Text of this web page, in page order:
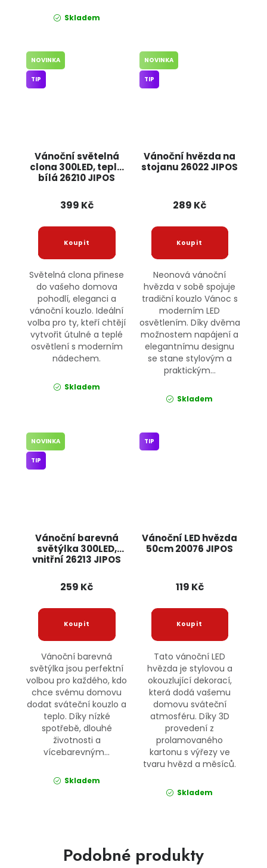
Skladem
Vánoční světelná
clona 300LED, teplá
bílá 26210 JIPOS
NOVINKA
TIP
399 Kč
Světelná clona přinese
do vašeho domova
pohodlí, eleganci a
vánoční kouzlo. Ideální
volba pro ty, kteří chtějí
vytvořit útulné a teplé
osvětlení s moderním
nádechem.
Skladem
Vánoční hvězda na
stojanu 26022 JIPOS
NOVINKA
TIP
289 Kč
Neonová vánoční
hvězda v sobě spojuje
tradiční kouzlo Vánoc s
moderním LED
osvětlením. Díky dvěma
možnostem napájení a
elegantnímu designu
se stane stylovým a
praktickým...
Skladem
Vánoční barevná
světýlka 300LED,
vnitřní 26213 JIPOS
NOVINKA
TIP
259 Kč
Vánoční barevná
světýlka jsou perfektní
volbou pro každého, kdo
chce svému domovu
dodat sváteční kouzlo a
teplo. Díky nízké
spotřebě, dlouhé
životnosti a
vícebarevným...
Skladem
Vánoční LED hvězda
50cm 20076 JIPOS
TIP
119 Kč
Tato vánoční LED
hvězda je stylovou a
okouzlující dekorací,
která dodá vašemu
domovu sváteční
atmosféru. Díky 3D
provedení z
prolamovaného
kartonu s výřezy ve
tvaru hvězd a měsíců.
Skladem
Podobné produkty